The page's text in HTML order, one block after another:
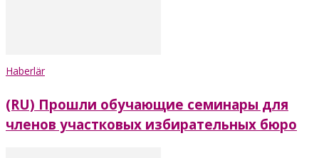
Haberlär
(RU) Прошли обучающие семинары для
членов участковых избирательных бюро